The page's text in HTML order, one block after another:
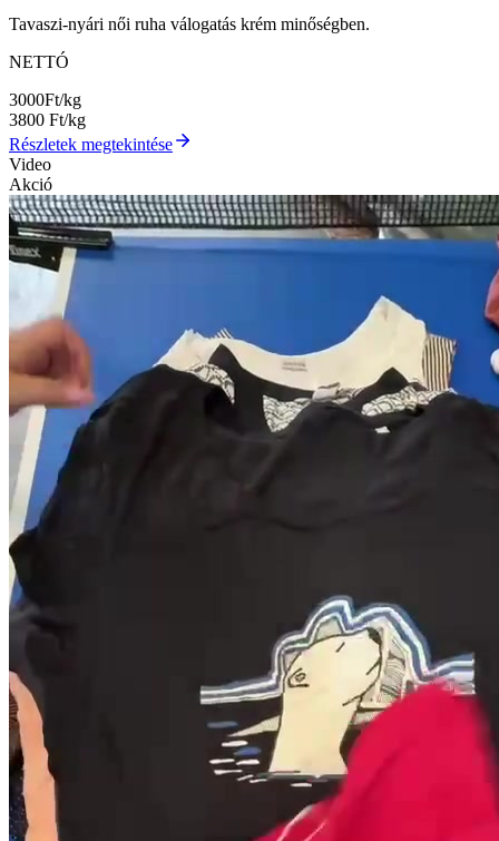
Tavaszi-nyári női ruha válogatás krém minőségben.
NETTÓ
3000Ft/kg
3800 Ft/kg
Részletek megtekintése
Video
Akció